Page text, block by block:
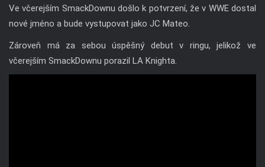
Ve včerejším SmackDownu došlo k potvrzení, že v WWE dostal
nové jméno a bude vystupovat jako JC Mateo.
Zároveň má za sebou úspěšný debut v ringu, jelikož ve
včerejším SmackDownu porazil LA Knighta.